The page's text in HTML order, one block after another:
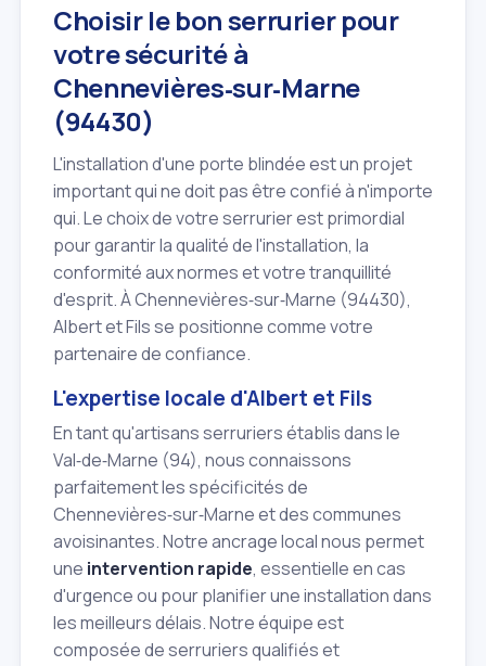
Choisir le bon serrurier pour
votre sécurité à
Chennevières‑sur‑Marne
(94430)
L'installation d'une porte blindée est un projet
important qui ne doit pas être confié à n'importe
qui. Le choix de votre serrurier est primordial
pour garantir la qualité de l'installation, la
conformité aux normes et votre tranquillité
d'esprit. À Chennevières‑sur‑Marne (94430),
Albert et Fils se positionne comme votre
partenaire de confiance.
L'expertise locale d'Albert et Fils
En tant qu'artisans serruriers établis dans le
Val‑de‑Marne (94), nous connaissons
parfaitement les spécificités de
Chennevières‑sur‑Marne et des communes
avoisinantes. Notre ancrage local nous permet
une intervention rapide, essentielle en cas
d'urgence ou pour planifier une installation dans
les meilleurs délais. Notre équipe est
composée de serruriers qualifiés et